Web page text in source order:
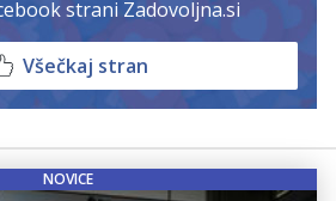
strani Zadovoljna.si
Všečkaj stran
NOVICE